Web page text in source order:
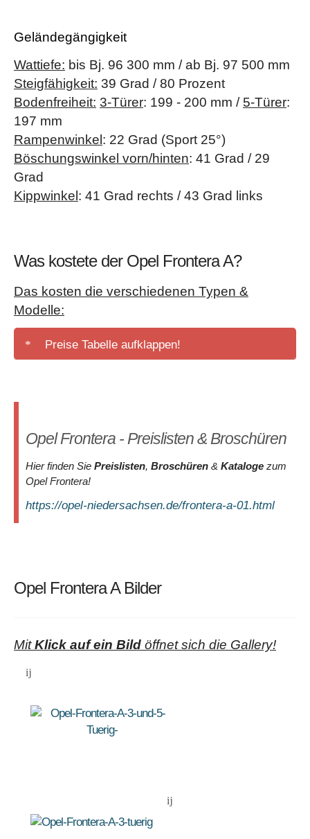
Geländegängigkeit
Wattiefe: bis Bj. 96 300 mm / ab Bj. 97 500 mm
Steigfähigkeit: 39 Grad / 80 Prozent
Bodenfreiheit: 3-Türer: 199 - 200 mm / 5-Türer:
197 mm
Rampenwinkel: 22 Grad (Sport 25°)
Böschungswinkel vorn/hinten: 41 Grad / 29
Grad
Kippwinkel: 41 Grad rechts / 43 Grad links
Was kostete der Opel Frontera A?
Das kosten die verschiedenen Typen &
Modelle:
Preise Tabelle aufklappen!
Sport
"Sahara" 2-
Türig
85 kW
(115 PS)
40.420,-
01/1996
2.0i Frontera
Sport
"Shadow" 2-
85 kW
(115 PS)
40.420,-
01/1996
2.0i Frontera
ab
2.4i Frontera,
92 kW
Frontera, 2-
(100 PS)
Opel Frontera - Preislisten & Broschüren
Hier finden Sie Preislisten, Broschüren & Kataloge zum
Opel Frontera!
https://opel-niedersachsen.de/frontera-a-01.html
Opel Frontera A Bilder
MitKlick auf ein Bild öffnet sich die Gallery!